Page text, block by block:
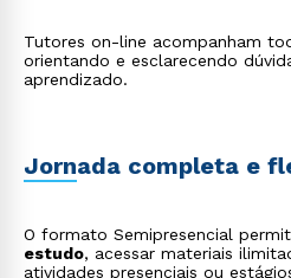
Tutores on-line acompanham
orientando e esclarecendo
aprendizado.
Jornada completa e
O formato Semipresencial
estudo, acessar materiais
atividades presenciais ou